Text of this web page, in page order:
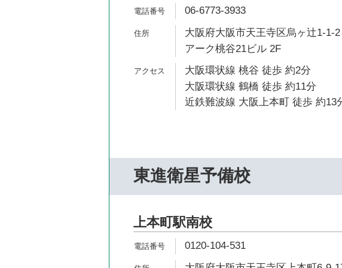
06-6773-3933
大阪府大阪市天王寺区烏ヶ辻1-1-
アーク桃谷21ビル 2F
大阪環状線 桃谷 徒歩 約2分
大阪環状線 鶴橋 徒歩 約11分
近鉄難波線 大阪上本町 徒歩 約13
東進衛星予備校
上本町駅南校
0120-104-531